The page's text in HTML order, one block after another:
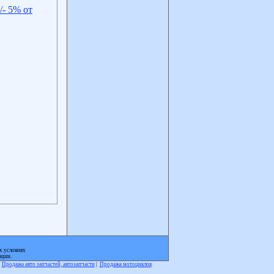
5% от
условиях
Продажа авто запчастей, автозапчасти| Продажа мотоциклов